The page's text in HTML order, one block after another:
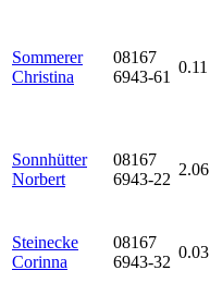
Sommerer
Christina
08167
6943-61
0.11
Sonnhütter
Norbert
08167
6943-22
2.06
Steinecke
Corinna
08167
6943-32
0.03